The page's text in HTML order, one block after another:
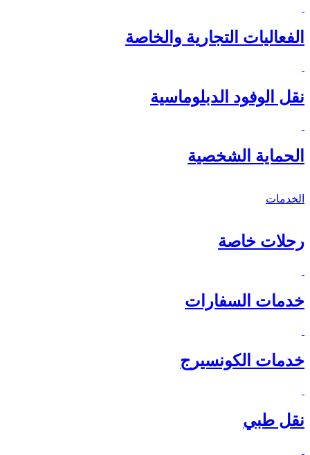
الفعاليات التجارية والخاصة
نقل الوفود الدبلوماسية
الحماية الشخصية
الخدمات
رحلات خاصة
خدمات السفارات
خدمات الكونسيرج
نقل طبي